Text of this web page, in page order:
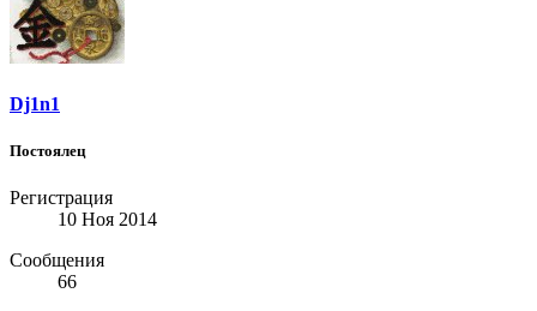
Dj1n1
Постоялец
Регистрация
10 Ноя 2014
Сообщения
66